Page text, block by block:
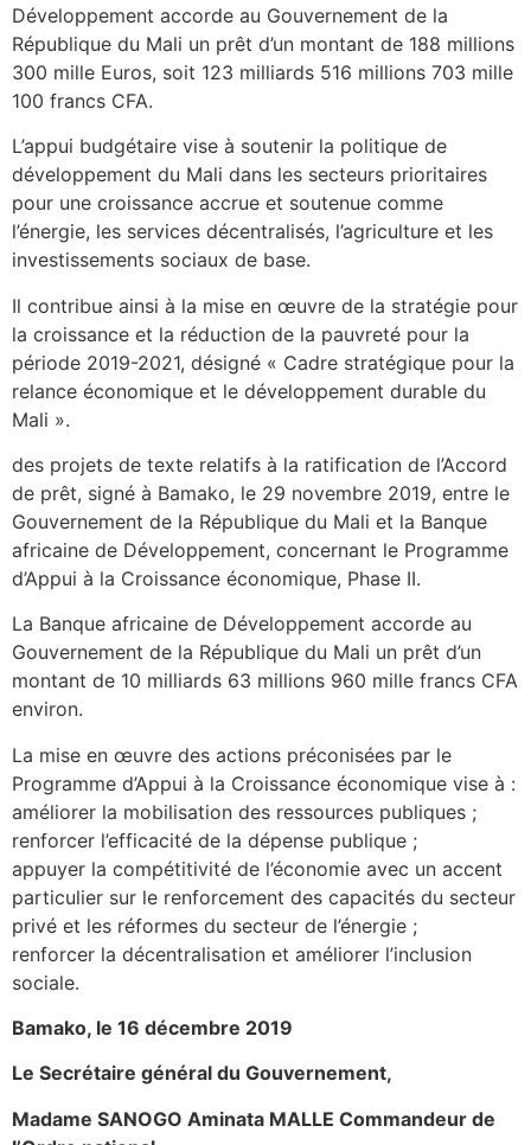
Développement accorde au Gouvernement de la
République du Mali un prêt d’un montant de 188 millions
300 mille Euros, soit 123 milliards 516 millions 703 mille
100 francs CFA.
L’appui budgétaire vise à soutenir la politique de
développement du Mali dans les secteurs prioritaires
pour une croissance accrue et soutenue comme
l’énergie, les services décentralisés, l’agriculture et les
investissements sociaux de base.
Il contribue ainsi à la mise en œuvre de la stratégie pour
la croissance et la réduction de la pauvreté pour la
période 2019-2021, désigné « Cadre stratégique pour la
relance économique et le développement durable du
Mali ».
des projets de texte relatifs à la ratification de l’Accord
de prêt, signé à Bamako, le 29 novembre 2019, entre le
Gouvernement de la République du Mali et la Banque
africaine de Développement, concernant le Programme
d’Appui à la Croissance économique, Phase II.
La Banque africaine de Développement accorde au
Gouvernement de la République du Mali un prêt d’un
montant de 10 milliards 63 millions 960 mille francs CFA
environ.
La mise en œuvre des actions préconisées par le
Programme d’Appui à la Croissance économique vise à :
améliorer la mobilisation des ressources publiques ;
renforcer l’efficacité de la dépense publique ;
appuyer la compétitivité de l’économie avec un accent
particulier sur le renforcement des capacités du secteur
privé et les réformes du secteur de l’énergie ;
renforcer la décentralisation et améliorer l’inclusion
sociale.
Bamako, le 16 décembre 2019
Le Secrétaire général du Gouvernement,
Madame SANOGO Aminata MALLE Commandeur de